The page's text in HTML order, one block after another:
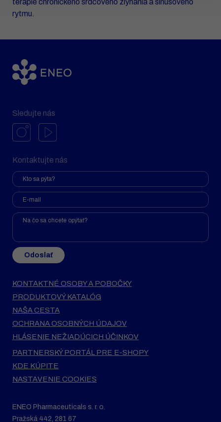
terapie chronického srdcového zlyhania a sínusového
rytmu.
Sledujte nás
Kontaktujte nás
Odoslať
KONTAKTNÉ OSOBY A POBOČKY
PRODUKTOVÝ KATALÓG
NAŠA CESTA
OCHRANA OSOBNÝCH ÚDAJOV
HLÁSENIE NEŽIADÚCICH ÚČINKOV
PARTNERSKÝ PORTÁL PRE E-SHOPY
KDE KÚPITE
NASTAVENIE COOKIES
ENEO Pharmaceuticals s. r. o.
Pražská 442, 281 67